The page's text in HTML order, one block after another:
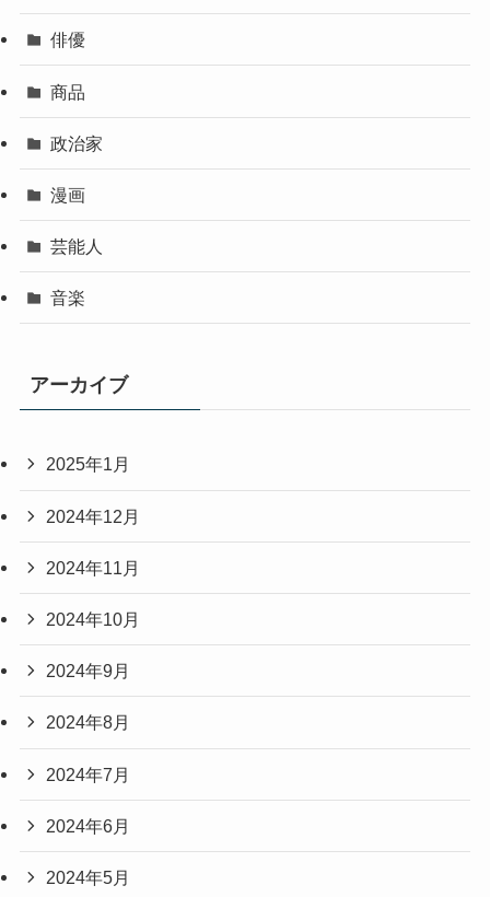
俳優
商品
政治家
漫画
芸能人
音楽
アーカイブ
2025年1月
2024年12月
2024年11月
2024年10月
2024年9月
2024年8月
2024年7月
2024年6月
2024年5月